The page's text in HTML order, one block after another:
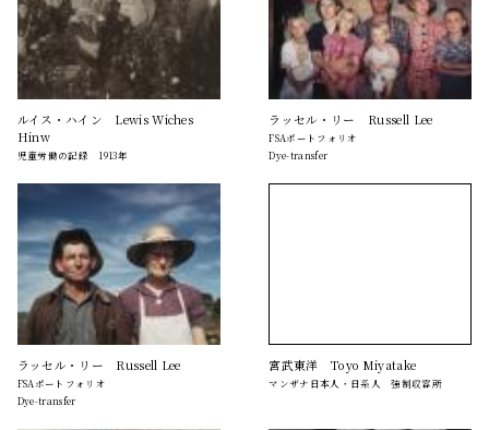
ルイス・ハイン Lewis Wiches
Hinw
児童労働の記録 1913年
ラッセル・リー Russell Lee
FSAポートフォリオ
Dye-transfer
ラッセル・リー Russell Lee
FSAポートフォリオ
Dye-transfer
宮武東洋 Toyo Miyatake
マンザナ日本人・日系人 強制収容所